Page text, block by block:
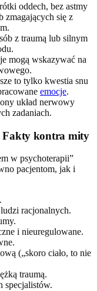
oddech, bez astmy
zmagających się z
z traumą lub silnym
mogą wskazywać na
to tylko kwestia snu
emocje.
układ nerwowy
zadaniach.
Fakty kontra mity
w psychoterapii”
pacjentom, jak i
.
racjonalnych.
i nieuregulowane.
(„skoro ciało, to nie
traumą.
specjalistów.